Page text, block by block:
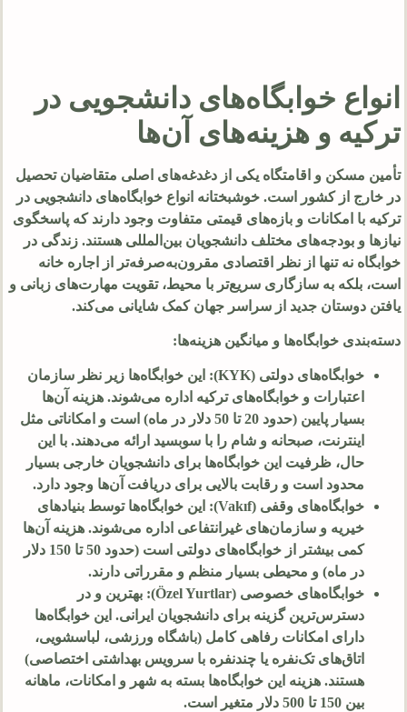
انواع خوابگاه‌های دانشجویی در
ترکیه و هزینه‌های آن‌ها
تأمین مسکن و اقامتگاه یکی از دغدغه‌های اصلی متقاضیان تحصیل
در خارج از کشور است. خوشبختانه انواع خوابگاه‌های دانشجویی در
ترکیه با امکانات و بازه‌های قیمتی متفاوت وجود دارند که پاسخگوی
نیازها و بودجه‌های مختلف دانشجویان بین‌المللی هستند. زندگی در
خوابگاه نه تنها از نظر اقتصادی مقرون‌به‌صرفه‌تر از اجاره خانه
است، بلکه به سازگاری سریع‌تر با محیط، تقویت مهارت‌های زبانی و
یافتن دوستان جدید از سراسر جهان کمک شایانی می‌کند.
دسته‌بندی خوابگاه‌ها و میانگین هزینه‌ها:
خوابگاه‌های دولتی (KYK): این خوابگاه‌ها زیر نظر سازمان
اعتبارات و خوابگاه‌های ترکیه اداره می‌شوند. هزینه آن‌ها
بسیار پایین (حدود20تا50 دلار در ماه) است و امکاناتی مثل
اینترنت، صبحانه و شام را با سوبسید ارائه می‌دهند. با این
حال، ظرفیت این خوابگاه‌ها برای دانشجویان خارجی بسیار
محدود است و رقابت بالایی برای دریافت آن‌ها وجود دارد.
خوابگاه‌های وقفی (Vakıf): این خوابگاه‌ها توسط بنیادهای
خیریه و سازمان‌های غیرانتفاعی اداره می‌شوند. هزینه آن‌ها
کمی بیشتر از خوابگاه‌های دولتی است (حدود50تا150 دلار
در ماه) و محیطی بسیار منظم و مقرراتی دارند.
خوابگاه‌های خصوصی (Özel Yurtlar): بهترین و در
دسترس‌ترین گزینه برای دانشجویان ایرانی. این خوابگاه‌ها
دارای امکانات رفاهی کامل (باشگاه ورزشی، لباسشویی،
اتاق‌های تک‌نفره یا چندنفره با سرویس بهداشتی اختصاصی)
هستند. هزینه این خوابگاه‌ها بسته به شهر و امکانات، ماهانه
بین150 تا500 دلار متغیر است.